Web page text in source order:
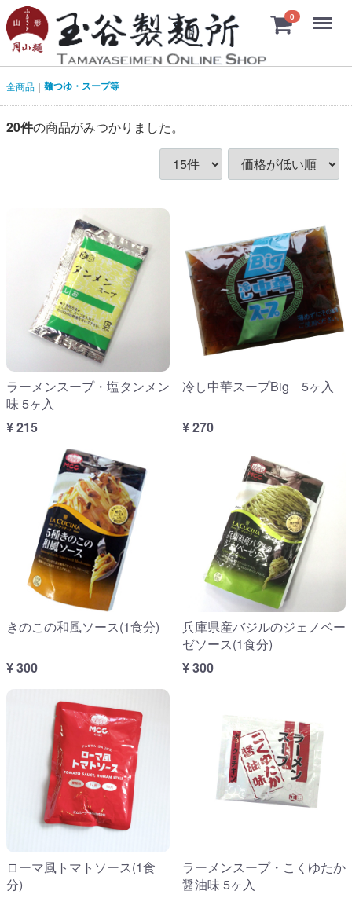
0 Menu
全商品 麺つゆ・スープ等
20件の商品がみつかりました。
ラーメンスープ・塩タンメン
味 5ヶ入
¥ 215
冷し中華スープBig 5ヶ入
¥ 270
きのこの和風ソース(1食分)
¥ 300
兵庫県産バジルのジェノベー
ゼソース(1食分)
¥ 300
ローマ風トマトソース(1食
分)
ラーメンスープ・こくゆたか
醤油味 5ヶ入